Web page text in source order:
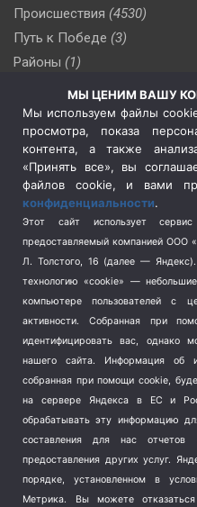
Происшествия (4530)
Путь к Победе (3)
Районы (1)
(510)
Сельское хозяйство (3)
Социальная политика
(3)
Спецоперация в Украине
Спецоперация на Украине
Спорт (740)
Терроризм (1)
Транспорт (262)
Туризм (178)
Флот (76)
Школа и спорт (2)
Экология (8)
Экономика (1172)
МЫ ЦЕНИМ ВАШУ
Мы используем файлы
просмотра, показа
контента, а также
«Принять все», вы
файлов cookie, и вами
конфиденциальности.
Этот сайт использует
предоставляемый компанией ООО
Л. Толстого, 16 (далее —
технологию «cookie» —
компьютере пользователей с
активности.
Собранная при
идентифицировать вас, однако
нашего сайта. Информация об
собранная при помощи cookie,
на сервере Яндекса в ЕС и
обрабатывать эту информацию
составления для нас
предоставления других услуг.
порядке, установленном в
Метрика.
Вы можете